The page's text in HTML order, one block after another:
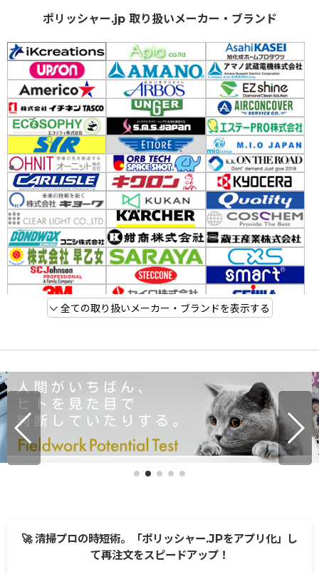
ポリッシャー.jp 取り扱いメーカー・ブランド
全ての取り扱いメーカー・ブランドを表示する
🚀 清掃プロの時短術。「ポリッシャー.JPをアプリ化」し
て再注文をスピードアップ！